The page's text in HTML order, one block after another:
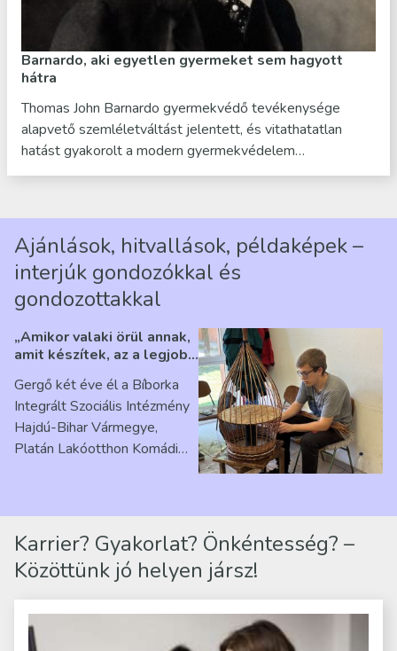
Barnardo, aki egyetlen gyermeket sem hagyott
hátra
Thomas John Barnardo gyermekvédő tevékenysége
alapvető szemléletváltást jelentett, és vitathatatlan
hatást gyakorolt a modern gyermekvédelem…
Ajánlások, hitvallások, példaképek –
interjúk gondozókkal és
gondozottakkal
„Amikor valaki örül annak,
amit készítek, az a legjobb
Ribárszky Gergő ellátottal
Gergő két éve él a Bíborka
Integrált Szociális Intézmény
Hajdú-Bihar Vármegye,
Platán Lakóotthon Komádi
Karrier? Gyakorlat? Önkéntesség? –
Közöttünk jó helyen jársz!